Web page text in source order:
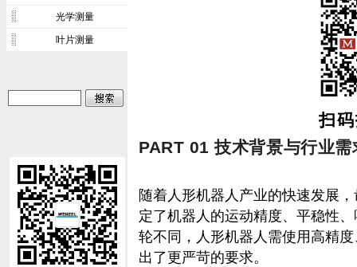
光学测量
叶片测量
扫
PART 01 技术背景与行业需
随着人形机器人产业的快速发展
定了机器人的运动精度、平稳性
轮不同，人形机器人需使用‌高精
出了更严苛的要求。